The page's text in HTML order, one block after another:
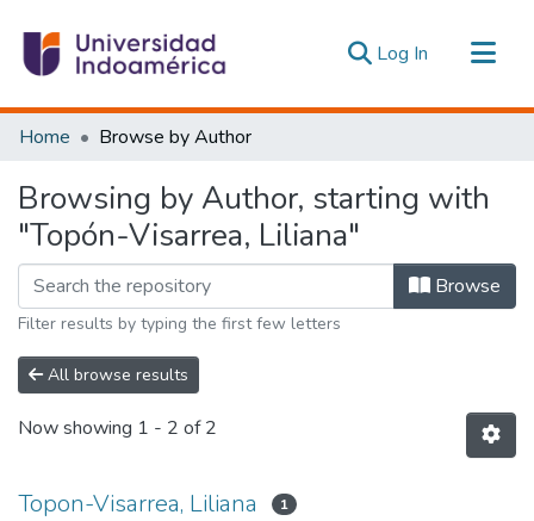
Log In (current)
Communities & Collections
Estadísticas Externas
Home Browse by Author
Browsing by Author, starting with
"Topón-Visarrea, Liliana"
Browse
Filter results by typing the first few letters
All browse results
Now showing 1 - 2 of 2
Topon-Visarrea, Liliana 1